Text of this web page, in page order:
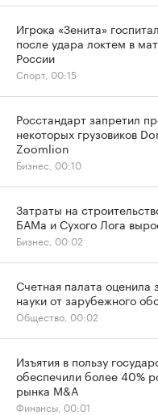
Игрока «Зенита»
после удара локтем в
России
Спорт, 00:15
Росстандарт запретил
некоторых грузовиков
Zoomlion
Бизнес, 00:10
Затраты на
БАМа и Сухого Лога
Бизнес, 00:02
Счетная палата оценила
науки от зарубежного
Общество, 00:02
Изъятия в пользу
обеспечили более 40%
рынка M&A
Финансы, 00:01